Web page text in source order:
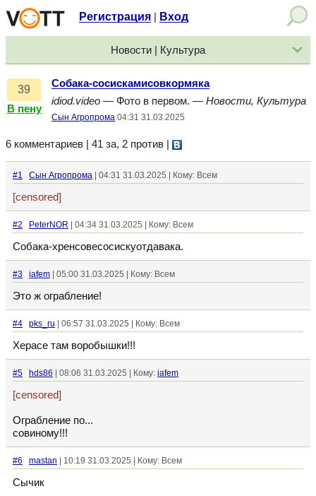
Регистрация Вход
Новости | Культура
39
В пену
Собака-сосискамисовкормяка
idiod.video — Фото в первом. — Новости, Культура
Сын Агропрома 04:31 31.03.2025
6 комментариев | 41 за, 2 против
#1 Сын Агропрома | 04:31 31.03.2025 | Кому: Всем
[censored]
#2 PeterNOR | 04:34 31.03.2025 | Кому: Всем
Собака-хренсовесосискуотдавака.
#3 iafem | 05:00 31.03.2025 | Кому: Всем
Это ж ограбление!
#4 pks_ru | 06:57 31.03.2025 | Кому: Всем
Херасе там воробышки!!!
#5 hds86 | 08:06 31.03.2025 | Кому: iafem
[censored]
Ограбление по...
совиному!!!
#6 mastan | 10:19 31.03.2025 | Кому: Всем
Сычик